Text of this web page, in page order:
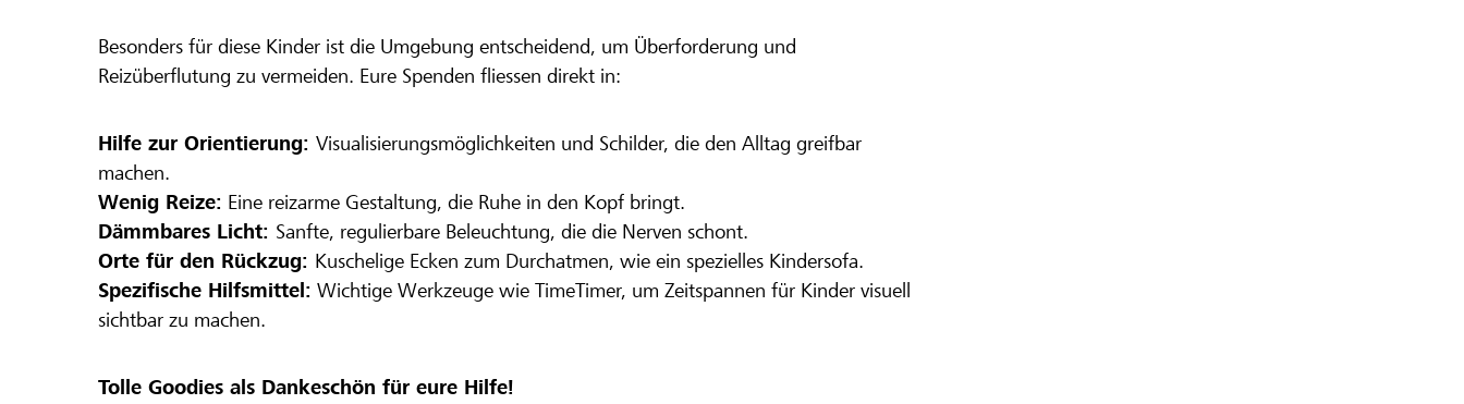
Besonders für diese Kinder ist die Umgebung entscheidend, um Überforderung und
Reizüberflutung zu vermeiden. Eure Spenden fliessen direkt in:
Hilfe zur Orientierung: Visualisierungsmöglichkeiten und Schilder, die den Alltag greifbar
machen.
Wenig Reize: Eine reizarme Gestaltung, die Ruhe in den Kopf bringt.
Dämmbares Licht: Sanfte, regulierbare Beleuchtung, die die Nerven schont.
Orte für den Rückzug: Kuschelige Ecken zum Durchatmen, wie ein spezielles Kindersofa.
Spezifische Hilfsmittel: Wichtige Werkzeuge wie TimeTimer, um Zeitspannen für Kinder visuell
sichtbar zu machen.
Tolle Goodies als Dankeschön für eure Hilfe!